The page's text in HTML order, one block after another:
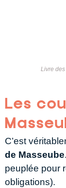
Livre des
Les
C’est
de Masseube
peuplée pour
obligations).